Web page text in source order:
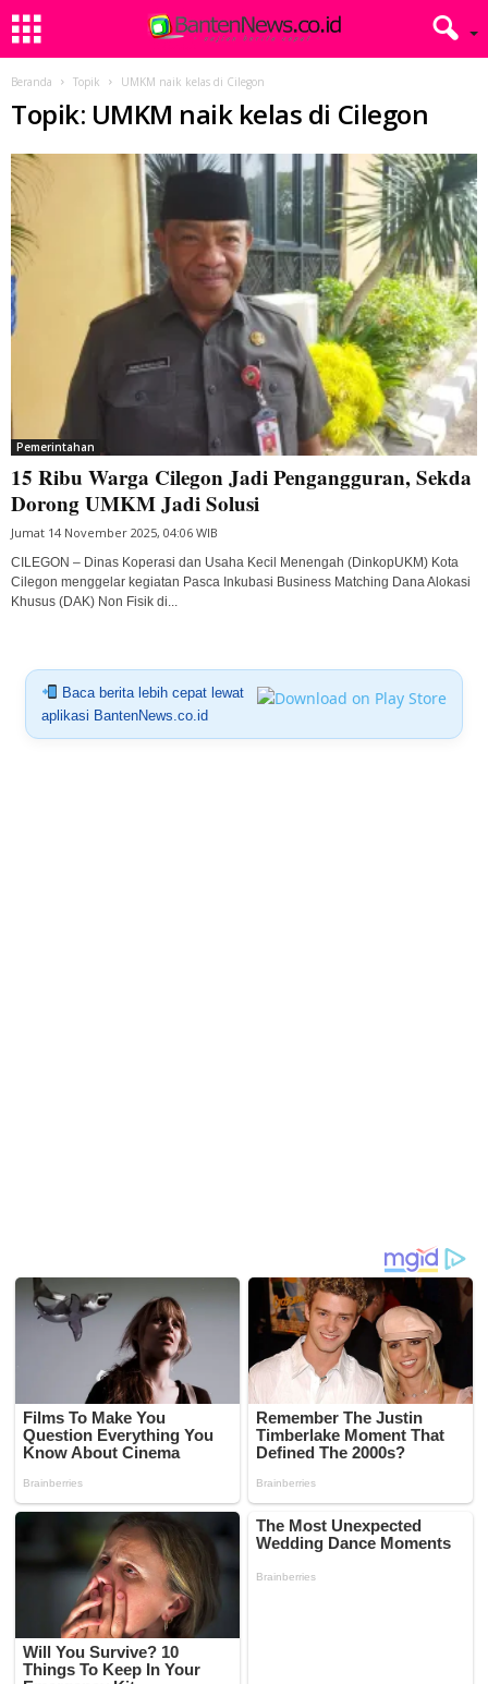
Beranda Topik UMKM naik kelas di Cilegon
Topik: UMKM naik kelas di Cilegon
Pemerintahan
15 Ribu Warga Cilegon Jadi Pengangguran, Sekda
Dorong UMKM Jadi Solusi
Jumat 14 November 2025, 04:06 WIB
CILEGON – Dinas Koperasi dan Usaha Kecil Menengah (DinkopUKM) Kota
Cilegon menggelar kegiatan Pasca Inkubasi Business Matching Dana Alokasi
Khusus (DAK) Non Fisik di...
Baca berita lebih cepat lewat
aplikasi BantenNews.co.id